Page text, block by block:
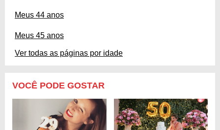
Meus 44 anos
Meus 45 anos
Ver todas as páginas por idade
VOCÊ PODE GOSTAR